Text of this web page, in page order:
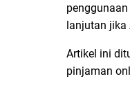
lanjutan jika
Artikel ini
pinjaman